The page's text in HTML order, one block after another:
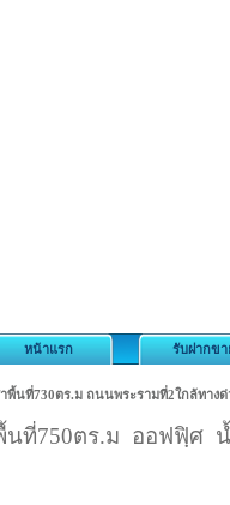
หน้าแรก รับฝากขา
าพื้นที่730ตร.ม ถนนพระรามที่2ใกล้ทาง
พื้นที่750ตร.ม ออฟฟฺิศ